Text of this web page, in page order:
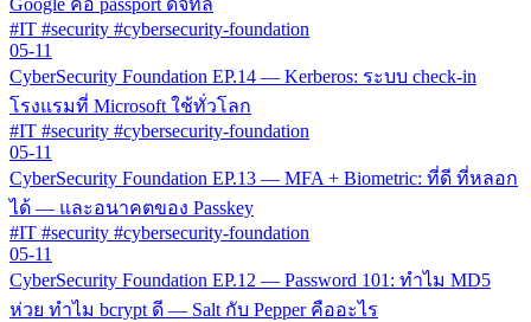
#IT #security #cybersecurity-foundation
05-11
CyberSecurity Foundation EP.14 — Kerberos: ระบบ check-in
โรงแรมที่ Microsoft ใช้ทั่วโลก
#IT #security #cybersecurity-foundation
05-11
CyberSecurity Foundation EP.13 — MFA + Biometric: ที่ดี ที่หลอก
ได้ — และอนาคตของ Passkey
#IT #security #cybersecurity-foundation
05-11
CyberSecurity Foundation EP.12 — Password 101: ทำไม MD5
ห่วย ทำไม bcrypt ดี — Salt กับ Pepper คืออะไร